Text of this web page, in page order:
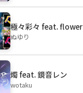
極々彩々 feat. flower
ぬゆり
燭 feat. 鏡音レン
wotaku